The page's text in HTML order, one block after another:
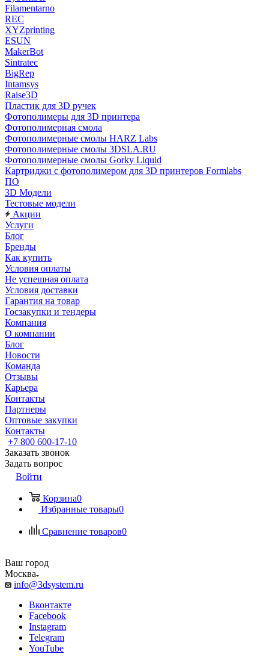
Filamentarno
REC
XYZprinting
ESUN
MakerBot
Sintratec
BigRep
Intamsys
Raise3D
Пластик для 3D ручек
Фотополимеры для 3D принтера
Фотополимерная смола
Фотополимерные смолы HARZ Labs
Фотополимерные смолы 3DSLA.RU
Фотополимерные смолы Gorky Liquid
Картриджи с фотополимером для 3D принтеров Formlabs
ПО
3D Модели
Тестовые модели
Акции
Услуги
Блог
Бренды
Как купить
Условия оплаты
Не успешная оплата
Условия доставки
Гарантия на товар
Госзакупки и тендеры
Компания
О компании
Блог
Новости
Команда
Отзывы
Карьера
Контакты
Партнеры
Оптовые закупки
Контакты
+7 800 600-17-10
Заказать звонок
Задать вопрос
Войти
Корзина0
Избранные товары0
Сравнение товаров0
Ваш город
Москва
info@3dsystem.ru
Вконтакте
Facebook
Instagram
Telegram
YouTube